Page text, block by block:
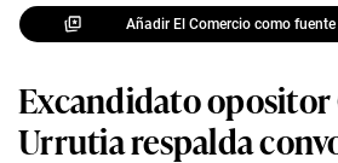
Añadir El Comercio como
Excandidato opositor
Urrutia respalda